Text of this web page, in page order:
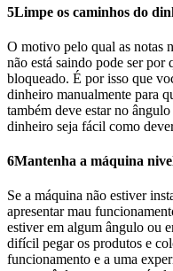
5Limpe os caminhos do
O motivo pelo qual as notas
não está saindo pode ser
bloqueado. É por isso que
dinheiro manualmente para
também deve estar no
dinheiro seja fácil como
6Mantenha a máquina
Se a máquina não estiver
apresentar mau
estiver em algum ângulo ou
difícil pegar os produtos e
funcionamento e a uma